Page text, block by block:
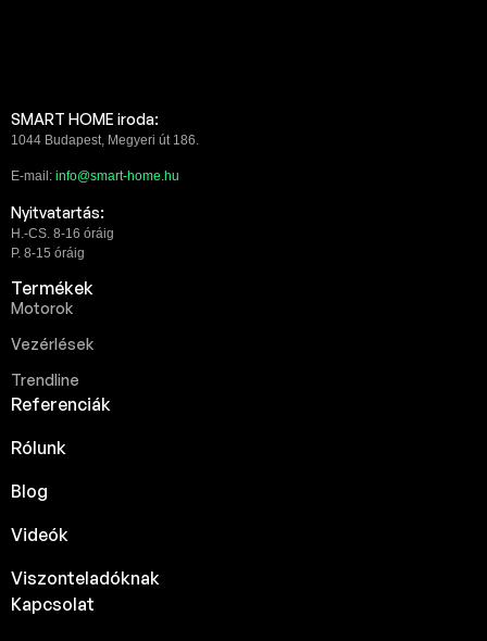
SMART HOME iroda:
1044 Budapest, Megyeri út 186.
E-mail: info@smart-home.hu
Nyitvatartás:
H.-CS. 8-16 óráig
P. 8-15 óráig
Termékek
Motorok
Vezérlések
Trendline
Referenciák
Rólunk
Blog
Videók
Viszonteladóknak
Kapcsolat